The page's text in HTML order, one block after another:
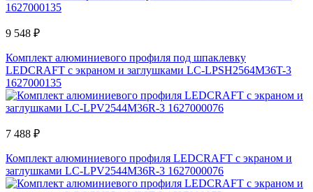
9 548 ₽
Комплект алюминиевого профиля под шпаклевку
LEDCRAFT с экраном и заглушками LC-LPSH2564M36T-3
1627000135
7 488 ₽
Комплект алюминиевого профиля LEDCRAFT с экраном и
заглушками LC-LPV2544M36R-3 1627000076